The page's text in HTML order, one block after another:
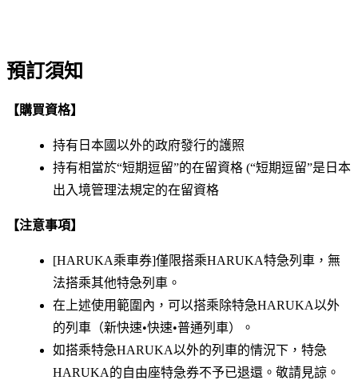
預訂須知
【購買資格】
持有日本國以外的政府發行的護照
持有相當於“短期逗留”的在留資格 (“短期逗留”是日本
出入境管理法規定的在留資格
【注意事項】
[HARUKA乘車券]僅限搭乘HARUKA特急列車，無
法搭乘其他特急列車。
在上述使用範圍內，可以搭乘除特急HARUKA以外
的列車（新快速•快速•普通列車）。
如搭乘特急HARUKA以外的列車的情況下，特急
HARUKA的自由座特急券不予已退還。敬請見諒。